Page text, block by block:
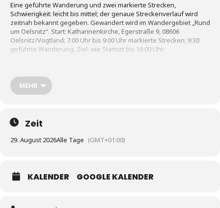
Eine geführte Wanderung und zwei markierte Strecken,
Schwierigkeit: leicht bis mittel; der genaue Streckenverlauf wird
zeitnah bekannt gegeben. Gewandert wird im Wandergebiet „Rund
um Oelsnitz“. Start: Katharinenkirche, Egerstraße 9, 08606
Oelsnitz/Vogtland; 7:00 Uhr bis 9:00 Uhr markierte Strecken; 9:30
geführte Wanderung. Ziel: wie Startort bis 16:00 Uhr.
Getränkeversorgung.
Parkmöglichkeiten am Parkplatz Elstergarten/Schwimmbad (ca. 200
MEHR
Zeit
29. August 2026Alle Tage (GMT+01:00)
KALENDER GOOGLE KALENDER